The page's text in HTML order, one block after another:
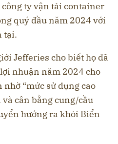
ty vận tải container
quý đầu năm 2024 với
tại.
Jefferies cho biết họ đã
nhuận năm 2024 cho
“mức sử dụng cao
và cân bằng cung/cầu
hướng ra khỏi Biển